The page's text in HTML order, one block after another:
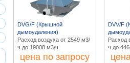
DVG/F (Крышной
дымоудаления)
Расход воздуха от 2549 м3/
ч до 19008 м3/ч
цена по запросу
DVV/F
Расход
ч до